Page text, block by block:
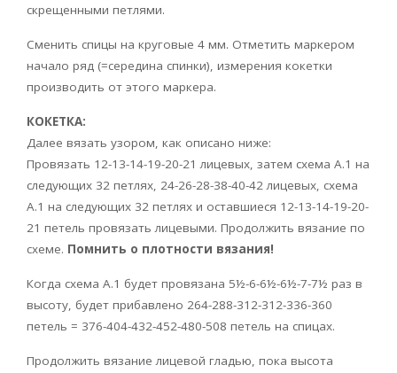
скрещенными петлями.
Сменить спицы на круговые 4 мм. Отметить маркером
начало ряд (=середина спинки), измерения кокетки
производить от этого маркера.
КОКЕТКА:
Далее вязать узором, как описано ниже:
Провязать 12-13-14-19-20-21 лицевых, затем схема A.1 на
следующих 32 петлях, 24-26-28-38-40-42 лицевых, схема
А.1 на следующих 32 петлях и оставшиеся 12-13-14-19-20-
21 петель провязать лицевыми. Продолжить вязание по
схеме. Помнить о плотности вязания!
Когда схема A.1 будет провязана 5½-6-6½-6½-7-7½ раз в
высоту, будет прибавлено 264-288-312-312-336-360
петель = 376-404-432-452-480-508 петель на спицах.
Продолжить вязание лицевой гладью, пока высота